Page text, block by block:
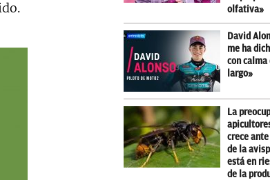
olfativa»
David
me ha
con calma
largo»
La
crece
de la
está en
de la